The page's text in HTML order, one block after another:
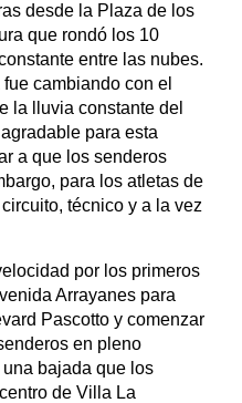
desde la Plaza de los
que rondó los 10
entre las nubes.
cambiando con el
la lluvia constante del
para esta
a que los senderos
para los atletas de
técnico y a la vez
por los primeros
Arrayanes para
Pascotto y comenzar
en pleno
bajada que los
de Villa La